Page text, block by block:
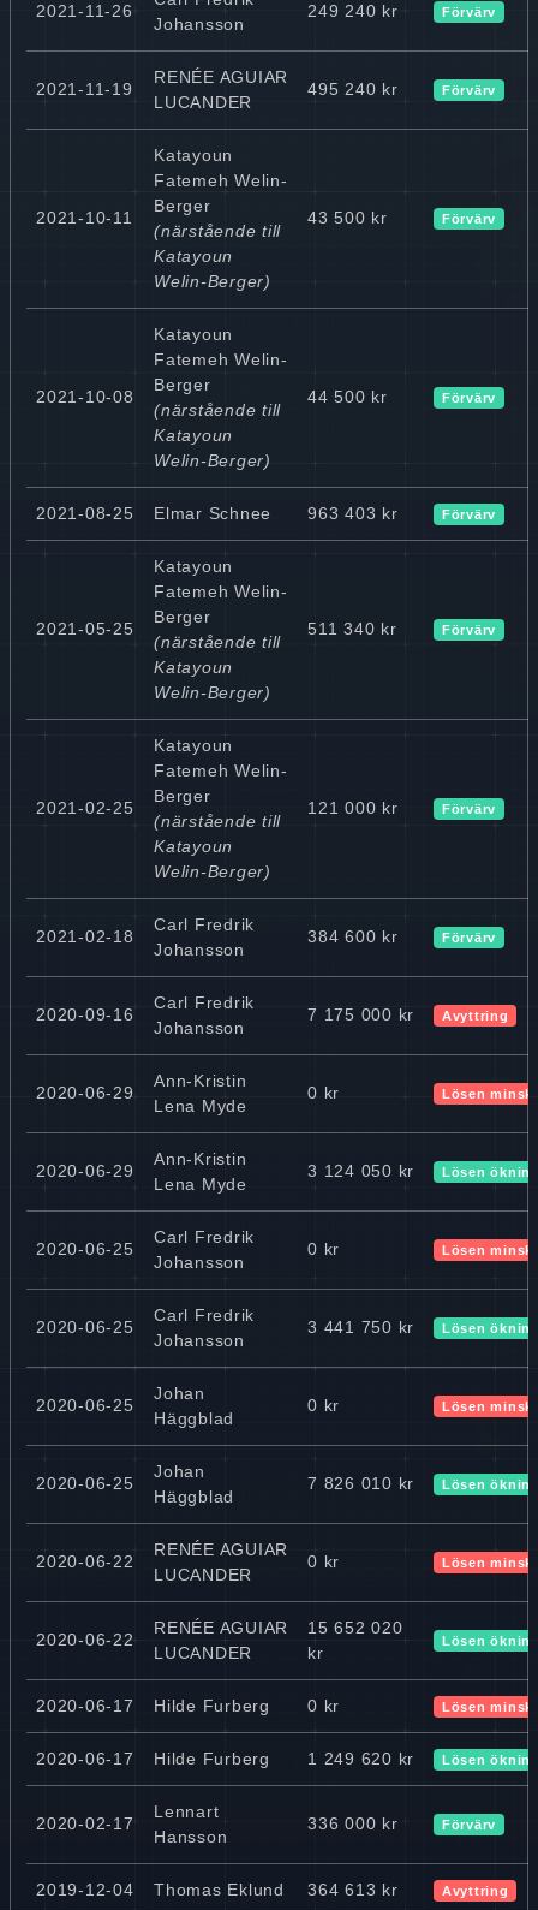
2021-11-26
Johansson
249 240 kr Förvärv
2021-11-19
RENÉE AGUIAR
LUCANDER
495 240 kr Förvärv
2021-10-11
Katayoun
Fatemeh Welin-
Berger
(närstående till
Katayoun
Welin-Berger)
43 500 kr Förvärv
2021-10-08
Katayoun
Fatemeh Welin-
Berger
(närstående till
Katayoun
Welin-Berger)
44 500 kr Förvärv
2021-08-25 Elmar Schnee 963 403 kr Förvärv
2021-05-25
Katayoun
Fatemeh Welin-
Berger
(närstående till
Katayoun
Welin-Berger)
511 340 kr Förvärv
2021-02-25
Katayoun
Fatemeh Welin-
Berger
(närstående till
Katayoun
Welin-Berger)
121 000 kr Förvärv
2021-02-18
Carl Fredrik
Johansson
384 600 kr Förvärv
2020-09-16
Carl Fredrik
Johansson
7 175 000 kr Avyttring
2020-06-29
Ann-Kristin
Lena Myde
0 kr Lösen
2020-06-29
Ann-Kristin
Lena Myde
3 124 050 kr Lösen
2020-06-25
Carl Fredrik
Johansson
0 kr Lösen
2020-06-25
Carl Fredrik
Johansson
3 441 750 kr Lösen
2020-06-25
Johan
Häggblad
0 kr Lösen
2020-06-25
Johan
Häggblad
7 826 010 kr Lösen
2020-06-22
RENÉE AGUIAR
LUCANDER
0 kr Lösen
2020-06-22
RENÉE AGUIAR
LUCANDER
15 652 020
kr
Lösen
2020-06-17 Hilde Furberg 0 kr Lösen
2020-06-17 Hilde Furberg 1 249 620 kr Lösen
2020-02-17
Lennart
Hansson
336 000 kr Förvärv
2019-12-04 Thomas Eklund 364 613 kr Avyttring